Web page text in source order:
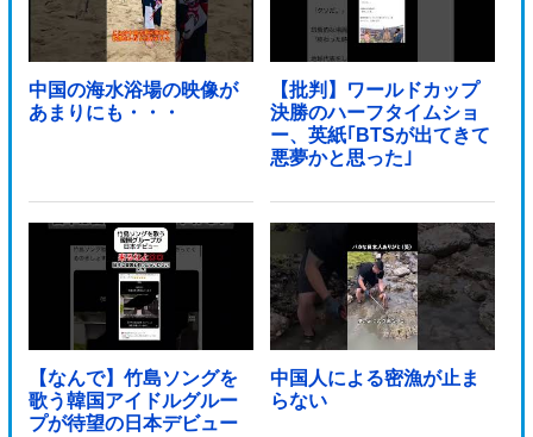
中国の海水浴場の映像が
あまりにも・・・
【批判】ワールドカップ
決勝のハーフタイムショ
ー、英紙｢BTSが出てきて
悪夢かと思った｣
【なんで】竹島ソングを
歌う韓国アイドルグルー
プが待望の日本デビュー
中国人による密漁が止ま
らない